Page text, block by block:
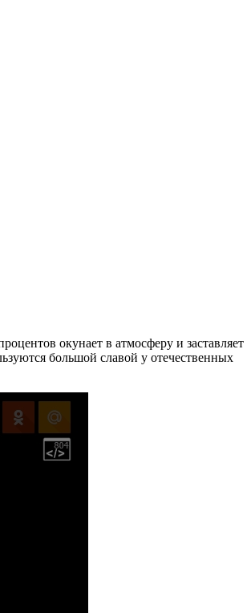
окунает в атмосферу и заставляет
большой славой у отечественных